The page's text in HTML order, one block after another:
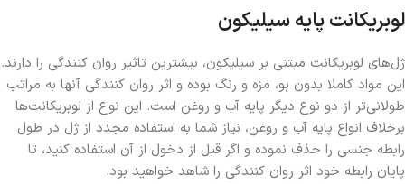
لوبریکانت پایه سیلیکون
ژل‌های لوبریکانت مبتنی بر سیلیکون، بیشترین تاثیر روان کنندگی را دارند.
این مواد کاملا بدون بو، مزه و رنگ بوده و اثر روان کنندگی آنها به مراتب
طولانی‌تر از دو نوع دیگر پایه آب و روغن است. این نوع از لوبریکانت‌ها
برخلاف انواع پایه آب و روغن، نیاز شما به استفاده مجدد از ژل در طول
رابطه جنسی را حذف نموده و اگر قبل از دخول از آن استفاده کنید، تا
پایان رابطه خود اثر روان کنندگی را شاهد خواهید بود.